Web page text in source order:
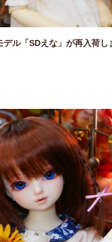
デル「SDえな」が再入荷し